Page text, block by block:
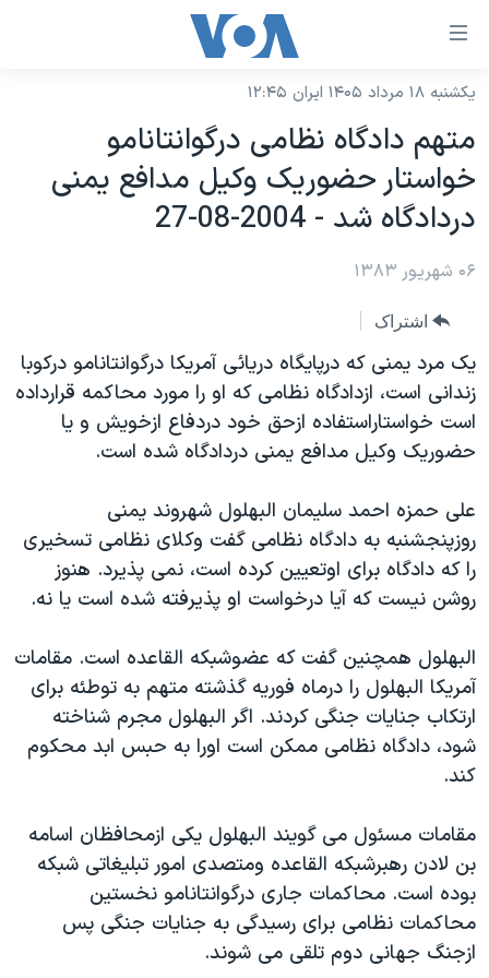
لینکهای
دسترسی
جهش
محتوای
اصلی
به
صفحه
جهش
به
جستجو
نسخه سبک وب‌سایت
موضوع ها
آمریکا
جهان
گزیده‌ها
ویژه برنامه‌ها
فرهنگ و زندگی
حقوق شهروندی
اسرائیل در جنگ
گالری عکس
آرشیو پخش زنده
برنامه های تلویزیونی
جدول برنامه ها
صفحه‌های ویژه
عملیات خشم حماسی
۲۵۰سالگی آمریکا
مستندها
انتخابات ریاست جمهوری آمریکا ۲۰۲۴
حمله جمهوری اسلامی به اسرائیل
ورزش زنان در ایران
اعتراضات زن، زندگی، آزادی
مجموعه مستندهای دادخواهی
تریبونال مردمی آبان ۹۸
دادگاه حمید نوری
چهل سال گروگان‌گیری
قانون شفافیت دارائی کادر رهبری ایران
اعتراضات مردمی آبان ۹۸
فرکانس‌های صدای آمریکا
پخش رادیویی
یادگیری زبان انگلیسی
دنبال کنید
زبانهای مختلف
یکشنبه ۱۸ مرداد ۱۴۰۵ ایران ۱۲:۴۵
متهم دادگاه نظامی درگوانتانامو
خواستار حضوريک وکيل مدافع يمنی
دردادگاه شد - 2004-08-27
۰۶ شهریور ۱۳۸۳
اشتراک
يک مرد يمنی که درپايگاه دريائی آمريکا درگوانتانامو درکوبا
زندانی است، ازدادگاه نظامی که او را مورد محاکمه قرارداده
است خواستاراستفاده ازحق خود دردفاع ازخويش و يا
حضوريک وکيل مدافع يمنی دردادگاه شده است.
علی حمزه احمد سليمان البهلول شهروند يمنی
روزپنجشنبه به دادگاه نظامی گفت وکلای نظامی تسخيری
را که دادگاه برای اوتعيين کرده است، نمی پذيرد. هنوز
روشن نيست که آيا درخواست او پذيرفته شده است يا نه.
البهلول همچنين گفت که عضوشبکه القاعده است. مقامات
آمريکا البهلول را درماه فوريه گذشته متهم به توطئه برای
ارتکاب جنايات جنگی کردند. اگر البهلول مجرم شناخته
شود، دادگاه نظامی ممکن است اورا به حبس ابد محکوم
کند.
مقامات مسئول می گويند البهلول يکی ازمحافظان اسامه
بن لادن رهبرشبکه القاعده ومتصدی امور تبليغاتی شبکه
بوده است. محاکمات جاری درگوانتانامو نخستين
محاکمات نظامی برای رسيدگی به جنايات جنگی پس
ازجنگ جهانی دوم تلقی می شوند.